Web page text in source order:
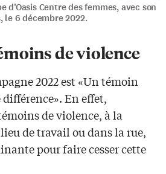
d’Oasis Centre des femmes, avec son
le 6 décembre 2022.
de violence
2022 est «Un témoin
En effet,
de violence, à la
de travail ou dans la rue,
pour faire cesser cette